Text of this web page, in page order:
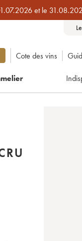
et le
Cote des vins